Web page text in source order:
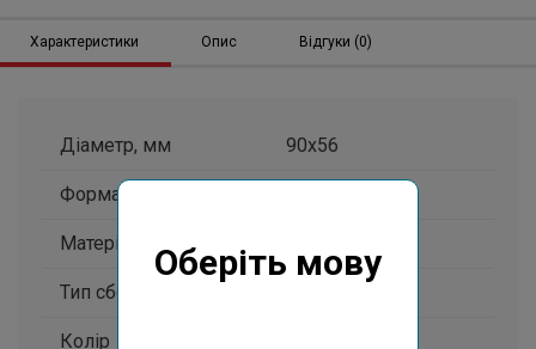
Оберіть мову
Характеристики Опис Відгуки (0)
Діаметр, мм 90x56
Форма
Матеріал
Тип сборки
Колір